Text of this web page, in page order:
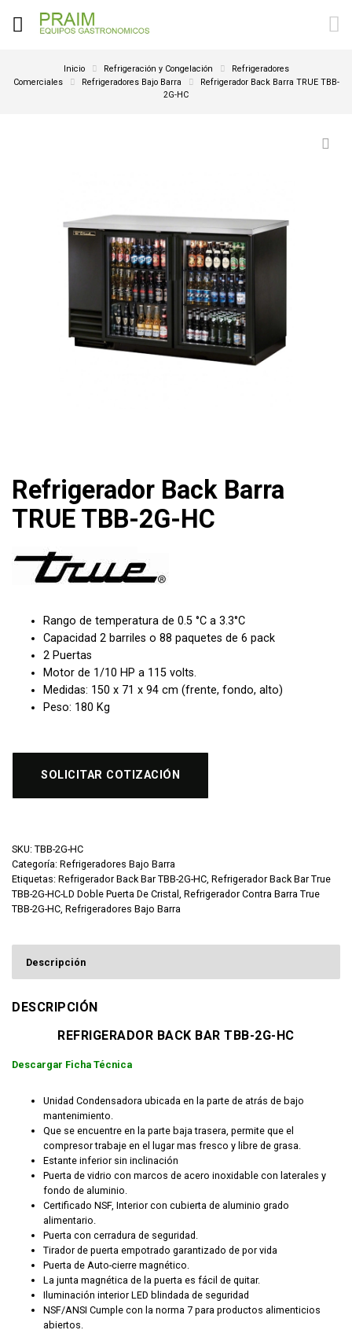
Inicio Refrigeración y Congelación
Refrigeradores
Comerciales
Refrigeradores Bajo Barra
Refrigerador Back Barra TRUE TBB-
2G-HC
Refrigerador Back Barra
TRUE TBB-2G-HC
Rango de temperatura de 0.5 °C a 3.3°C
Capacidad 2 barriles o 88 paquetes de 6 pack
2 Puertas
Motor de 1/10 HP a 115 volts.
Medidas: 150 x 71 x 94 cm (frente, fondo, alto)
Peso: 180 Kg
SOLICITAR COTIZACIÓN
SKU: TBB-2G-HC
Categoría: Refrigeradores Bajo Barra
Etiquetas: Refrigerador Back Bar TBB-2G-HC, Refrigerador Back Bar True
TBB-2G-HC-LD Doble Puerta De Cristal , Refrigerador Contra Barra True
TBB-2G-HC, Refrigeradores Bajo Barra
Descripción
DESCRIPCIÓN
REFRIGERADOR BACK BAR TBB-2G-HC
Descargar Ficha Técnica
Unidad Condensadora ubicada en la parte de atrás de bajo
mantenimiento.
Que se encuentre en la parte baja trasera, permite que el
compresor trabaje en el lugar mas fresco y libre de grasa.
Estante inferior sin inclinación
Puerta de vidrio con marcos de acero inoxidable con laterales y
fondo de aluminio.
Certificado NSF, Interior con cubierta de aluminio grado
alimentario.
Puerta con cerradura de seguridad.
Tirador de puerta empotrado garantizado de por vida
Puerta de Auto-cierre magnético.
La junta magnética de la puerta es fácil de quitar.
Iluminación interior LED blindada de seguridad
NSF/ANSI Cumple con la norma 7 para productos alimenticios
abiertos.